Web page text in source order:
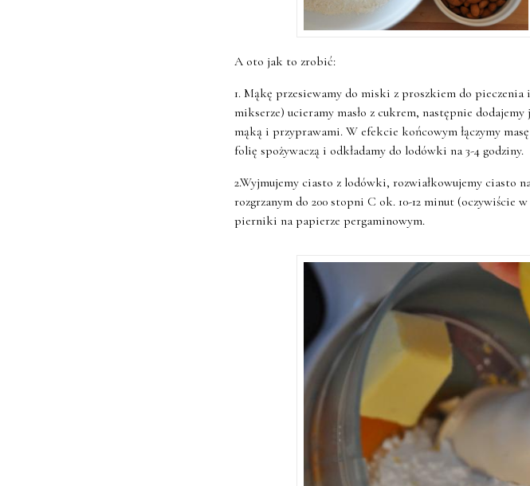
A oto jak to zrobić:
1. Mąkę przesiewamy do miski z proszkiem do
mikserze) ucieramy masło z cukrem, następnie
mąką i przyprawami. W efekcie końcowym łączymy
folię spożywaczą i odkładamy do lodówki na 3-4 godziny.
2.Wyjmujemy ciasto z lodówki, rozwiałkowujemy
rozgrzanym do 200 stopni C ok. 10-12 minut (oczywiście
pierniki na papierze pergaminowym.